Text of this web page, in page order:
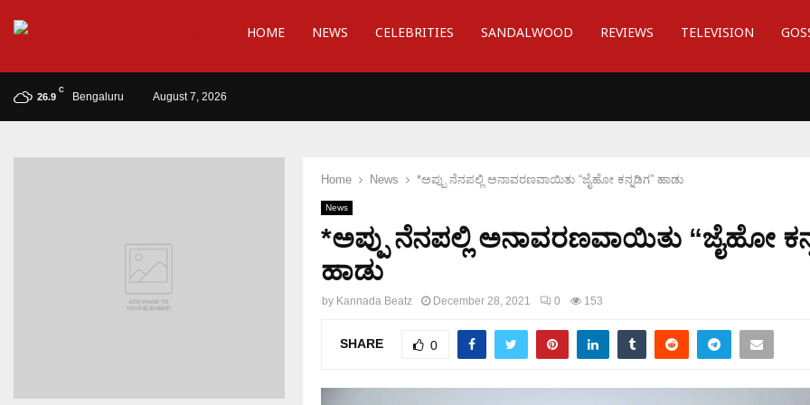
HOME NEWS CELEBRITIES SANDALWOOD REVIEWS TELEVISION
26.9
C
Bengaluru August 7, 2026
Home News *ಅಪ್ಪು ನೆನಪಲ್ಲಿ ಅನಾವರಣವಾಯಿತು “ಜೈಹೋ ಕನ್ನಡಿಗ” ಹಾಡು
News
*ಅಪ್ಪು ನೆನಪಲ್ಲಿ ಅನಾವರಣವಾಯಿತು “ಜೈಹೋ
ಹಾಡು
by Kannada Beatz December 28, 2021 0 153
SHARE 0